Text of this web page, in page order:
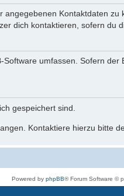
Kontaktdaten
dich kontaktieren, sofern du
umfassen. Sofern
gespeichert sind.
Kontaktiere hierzu bitte
Powered by phpBB® Forum Software ©